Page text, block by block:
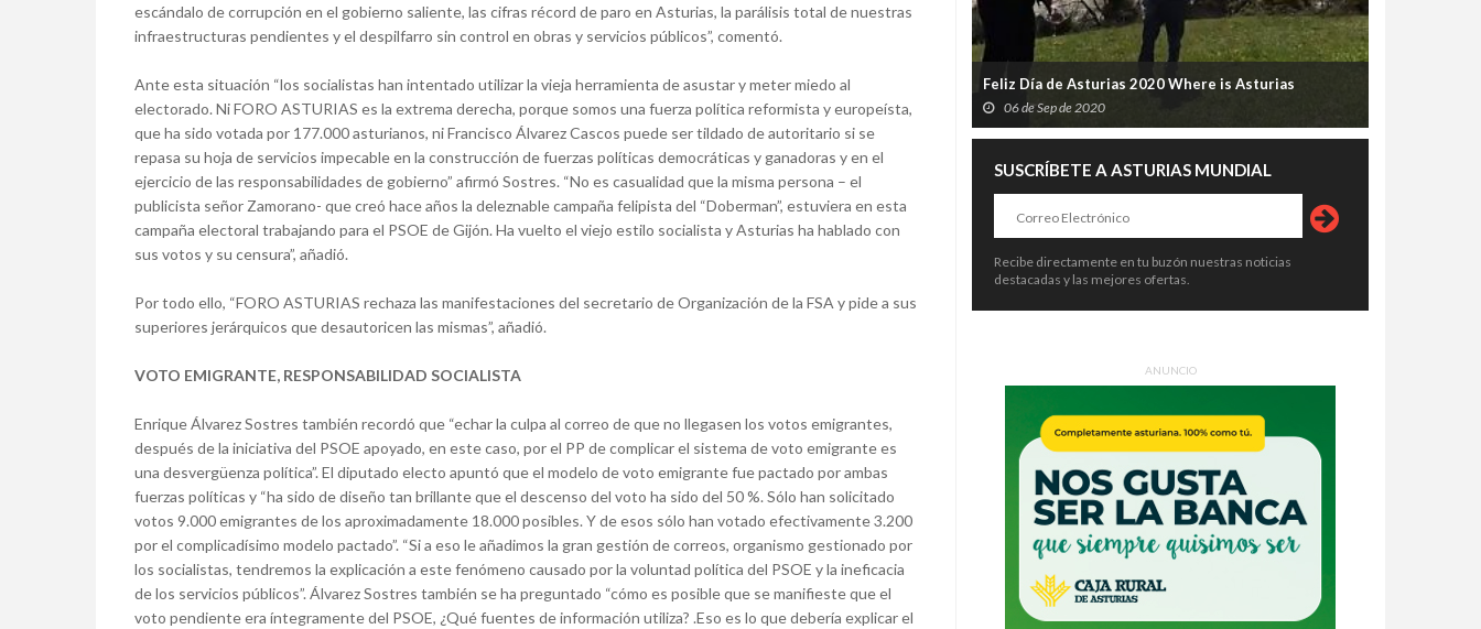
escándalo de corrupción en el gobierno saliente, las cifras récord de paro en Asturias, la parálisis total de nuestras
infraestructuras pendientes y el despilfarro sin control en obras y servicios públicos”, comentó.
Ante esta situación “los socialistas han intentado utilizar la vieja herramienta de asustar y meter miedo al
electorado. Ni FORO ASTURIAS es la extrema derecha, porque somos una fuerza política reformista y europeísta,
que ha sido votada por 177.000 asturianos, ni Francisco Álvarez Cascos puede ser tildado de autoritario si se
repasa su hoja de servicios impecable en la construcción de fuerzas políticas democráticas y ganadoras y en el
ejercicio de las responsabilidades de gobierno” afirmó Sostres. “No es casualidad que la misma persona – el
publicista señor Zamorano- que creó hace años la deleznable campaña felipista del “Doberman”, estuviera en esta
campaña electoral trabajando para el PSOE de Gijón. Ha vuelto el viejo estilo socialista y Asturias ha hablado con
sus votos y su censura”, añadió.
Por todo ello, “FORO ASTURIAS rechaza las manifestaciones del secretario de Organización de la FSA y pide a sus
superiores jerárquicos que desautoricen las mismas”, añadió.
VOTO EMIGRANTE, RESPONSABILIDAD SOCIALISTA
Enrique Álvarez Sostres también recordó que “echar la culpa al correo de que no llegasen los votos emigrantes,
después de la iniciativa del PSOE apoyado, en este caso, por el PP de complicar el sistema de voto emigrante es
una desvergüenza política”. El diputado electo apuntó que el modelo de voto emigrante fue pactado por ambas
fuerzas políticas y “ha sido de diseño tan brillante que el descenso del voto ha sido del 50 %. Sólo han solicitado
votos 9.000 emigrantes de los aproximadamente 18.000 posibles. Y de esos sólo han votado efectivamente 3.200
por el complicadísimo modelo pactado”. “Si a eso le añadimos la gran gestión de correos, organismo gestionado por
los socialistas, tendremos la explicación a este fenómeno causado por la voluntad política del PSOE y la ineficacia
de los servicios públicos”. Álvarez Sostres también se ha preguntado “cómo es posible que se manifieste que el
voto pendiente era íntegramente del PSOE, ¿Qué fuentes de información utiliza? .Eso es lo que debería explicar el
Feliz Día de Asturias 2020 Where is Asturias
06 de Sep de 2020
SUSCRÍBETE A ASTURIAS MUNDIAL
Recibe directamente en tu buzón nuestras noticias
destacadas y las mejores ofertas.
ANUNCIO